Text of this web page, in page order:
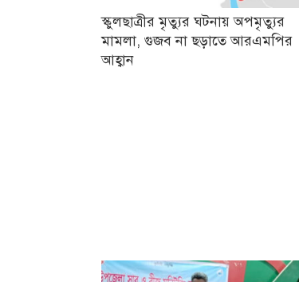
স্কুলছাত্রীর মৃত্যুর ঘটনায় অপমৃত্যুর
মামলা, গুজব না ছড়াতে আরএমপির
আহ্বান